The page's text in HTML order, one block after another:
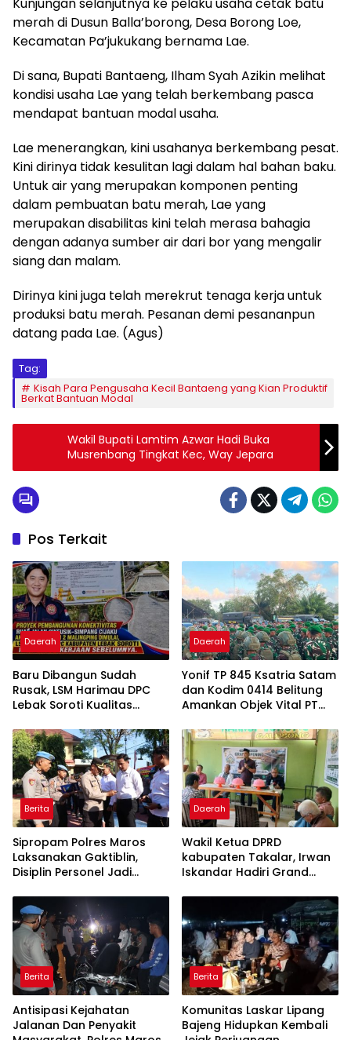
merah di Dusun Balla’borong, Desa Borong Loe,
Kecamatan Pa’jukukang bernama Lae.
Di sana, Bupati Bantaeng, Ilham Syah Azikin melihat
kondisi usaha Lae yang telah berkembang pasca
mendapat bantuan modal usaha.
Lae menerangkan, kini usahanya berkembang pesat.
Kini dirinya tidak kesulitan lagi dalam hal bahan baku.
Untuk air yang merupakan komponen penting
dalam pembuatan batu merah, Lae yang
merupakan disabilitas kini telah merasa bahagia
dengan adanya sumber air dari bor yang mengalir
siang dan malam.
Dirinya kini juga telah merekrut tenaga kerja untuk
produksi batu merah. Pesanan demi pesananpun
datang pada Lae. (Agus)
Tag:
Kisah Para Pengusaha Kecil Bantaeng yang Kian Produktif
Berkat Bantuan Modal
Wakil Bupati Lamtim Azwar Hadi Buka
Musrenbang Tingkat Kec, Way Jepara
Pos Terkait
Daerah
Baru Dibangun Sudah
Rusak, LSM Harimau DPC
Lebak Soroti Kualitas
Cikeusik-Simpang Cijaku
Daerah
Yonif TP 845 Ksatria Satam
dan Kodim 0414 Belitung
Amankan Objek Vital PT
Penambang
Berita
Sipropam Polres Maros
Laksanakan Gaktiblin,
Disiplin Personel Jadi
Daerah
Wakil Ketua DPRD
kabupaten Takalar, Irwan
Iskandar Hadiri Grand
Pertama di Takalar,
Melayani Terapis Gratis
untuk Pasien Dhuafa dan
umum.
Berita
Antisipasi Kejahatan
Jalanan Dan Penyakit
Berita
Komunitas Laskar Lipang
Bajeng Hidupkan Kembali